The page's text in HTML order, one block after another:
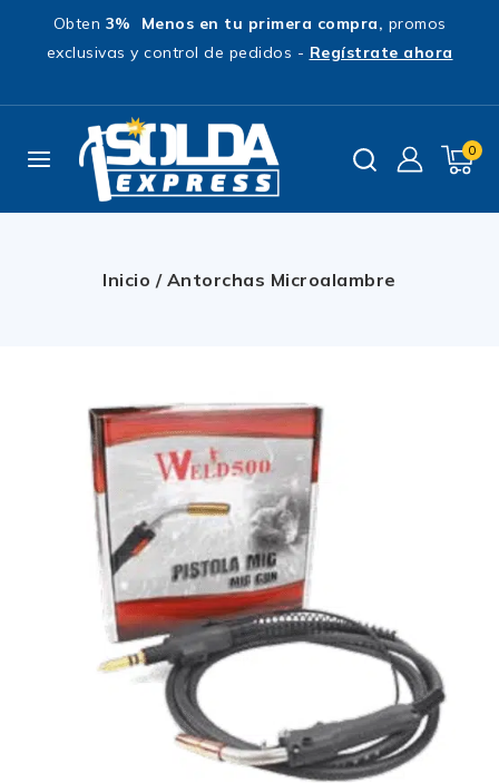
Obten 3% Menos en tu primera compra, promos
exclusivas y control de pedidos - Regístrate ahora
0
Inicio / Antorchas Microalambre